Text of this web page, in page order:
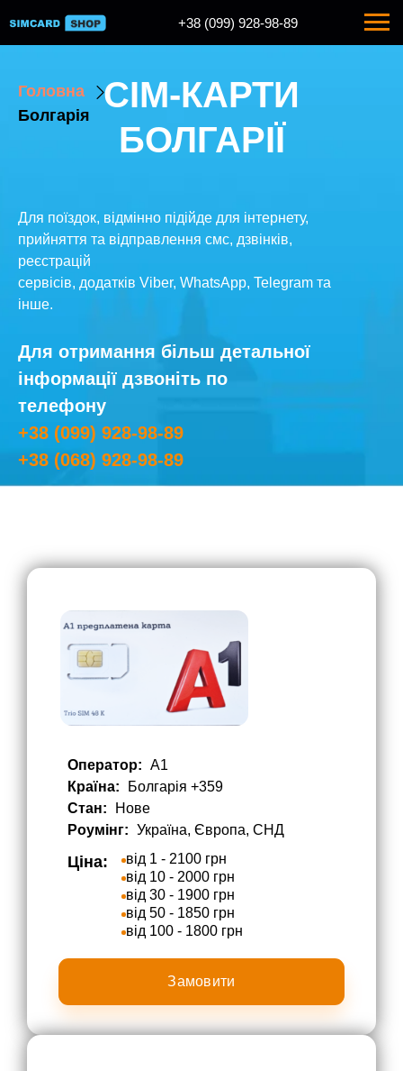
+38 (099) 928-98-89
+38 (068) 928-98-89
Головна
Болгарія
СІМ-КАРТИ
БОЛГАРІЇ
Для поїздок, відмінно підійде для інтернету,
прийняття та відправлення смс, дзвінків,
реєстрацій
сервісів, додатків Viber, WhatsApp, Telegram та
інше.
Для отримання більш детальної
інформації дзвоніть по
телефону
+38 (099) 928-98-89
+38 (068) 928-98-89
Оператор: A1
Країна:
Болгарія +359
Стан:
Нове
Роумінг: Україна, Європа, СНД
Ціна:
від 1 - 2100 грн
від 10 - 2000 грн
від 30 - 1900 грн
від 50 - 1850 грн
від 100 - 1800 грн
Замовити